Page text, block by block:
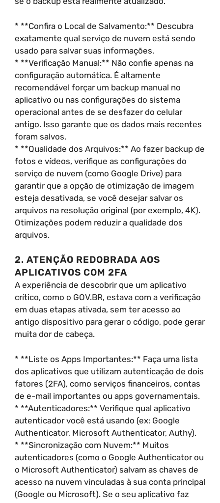
* **Confira o Local de Salvamento:** Descubra
exatamente qual serviço de nuvem está sendo
usado para salvar suas informações.
* **Verificação Manual:** Não confie apenas na
configuração automática. É altamente
recomendável forçar um backup manual no
aplicativo ou nas configurações do sistema
operacional antes de se desfazer do celular
antigo. Isso garante que os dados mais recentes
foram salvos.
* **Qualidade dos Arquivos:** Ao fazer backup de
fotos e vídeos, verifique as configurações do
serviço de nuvem (como Google Drive) para
garantir que a opção de otimização de imagem
esteja desativada, se você desejar salvar os
arquivos na resolução original (por exemplo, 4K).
Otimizações podem reduzir a qualidade dos
arquivos.
2. ATENÇÃO REDOBRADA AOS
APLICATIVOS COM 2FA
A experiência de descobrir que um aplicativo
crítico, como o GOV.BR, estava com a verificação
em duas etapas ativada, sem ter acesso ao
antigo dispositivo para gerar o código, pode gerar
muita dor de cabeça.
* **Liste os Apps Importantes:** Faça uma lista
dos aplicativos que utilizam autenticação de dois
fatores (2FA), como serviços financeiros, contas
de e-mail importantes ou apps governamentais.
* **Autenticadores:** Verifique qual aplicativo
autenticador você está usando (ex: Google
Authenticator, Microsoft Authenticator, Authy).
* **Sincronização com Nuvem:** Muitos
autenticadores (como o Google Authenticator ou
o Microsoft Authenticator) salvam as chaves de
acesso na nuvem vinculadas à sua conta principal
(Google ou Microsoft). Se o seu aplicativo faz